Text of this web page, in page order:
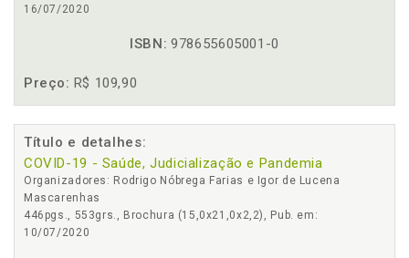
16/07/2020
ISBN: 978655605001-0
Preço: R$ 109,90
Título e detalhes:
COVID-19 - Saúde, Judicialização e Pandemia
Organizadores: Rodrigo Nóbrega Farias e Igor de Lucena
Mascarenhas
446pgs., 553grs., Brochura (15,0x21,0x2,2), Pub. em:
10/07/2020